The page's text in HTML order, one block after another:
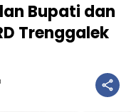
Bupati dan
Trenggalek